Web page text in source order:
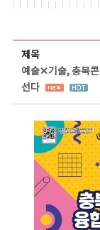
제목
예술✕기술, 충북
선다